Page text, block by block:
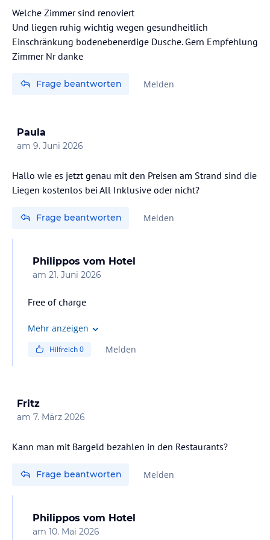
Welche Zimmer sind renoviert
Und liegen ruhig wichtig wegen gesundheitlich
Einschränkung bodenebenerdige Dusche. Gern Empfehlung
Zimmer Nr danke
Frage beantworten Melden
Paula
am 9. Juni 2026
Hallo wie es jetzt genau mit den Preisen am Strand sind die
Liegen kostenlos bei All Inklusive oder nicht?
Frage beantworten Melden
Philippos vom Hotel
am 21. Juni 2026
Free of charge
Mehr anzeigen
Hilfreich0 Melden
Fritz
am 7. März 2026
Kann man mit Bargeld bezahlen in den Restaurants?
Frage beantworten Melden
Philippos vom Hotel
am 10. Mai 2026